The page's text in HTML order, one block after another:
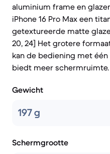
aluminium frame en
iPhone 16 Pro Max een
getextureerde matte
20, 24] Het grotere
kan de bediening met
biedt meer schermruimte.
Gewicht
197 g
Schermgrootte